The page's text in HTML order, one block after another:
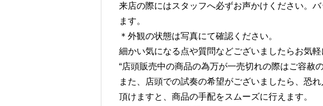
来店の際にはスタッフへ必ずお声かけください。
ます。
＊外観の状態は写真にて確認ください。
細かい気になる点や質問などございましたらお気軽
“店頭販売中の商品の為万が一売切れの際はご容赦
また、店頭での試奏の希望がございましたら、恐
頂けますと、商品の手配をスムーズに行えます。